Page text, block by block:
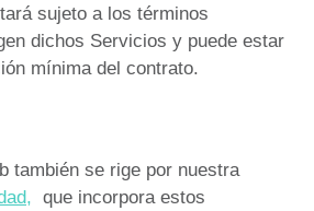
sujeto a los términos
dichos Servicios y puede estar
mínima del contrato.
también se rige por nuestra
que incorpora estos